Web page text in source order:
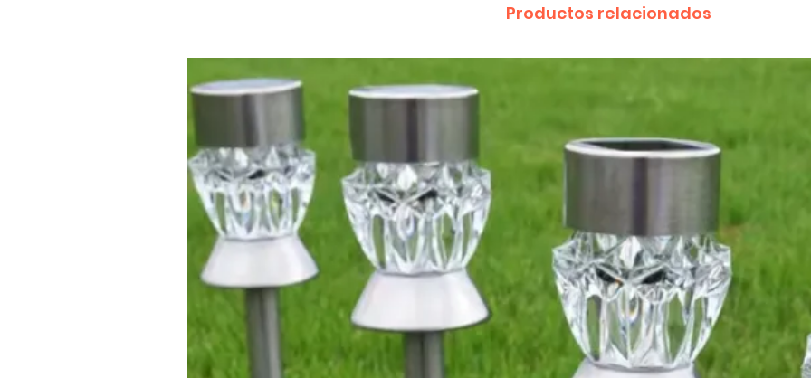
Productos relacionados